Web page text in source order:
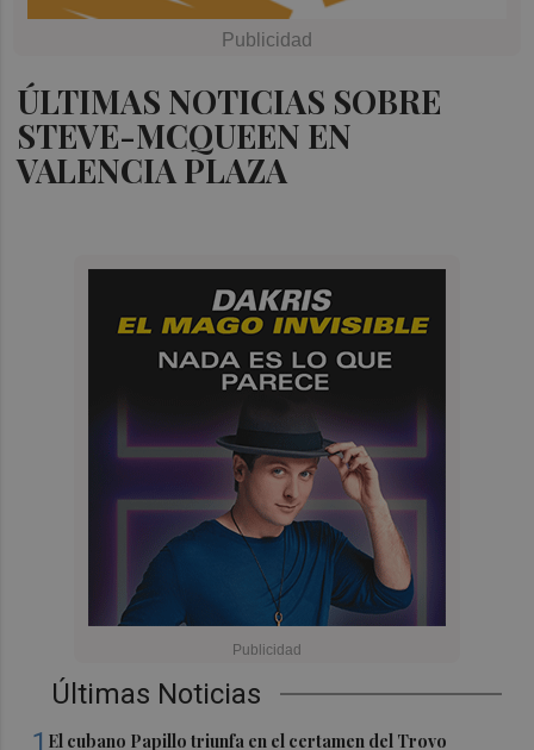
ÚLTIMAS NOTICIAS SOBRE
STEVE-MCQUEEN EN
VALENCIA PLAZA
Últimas Noticias
1 El cubano Papillo triunfa en el certamen del Trovo